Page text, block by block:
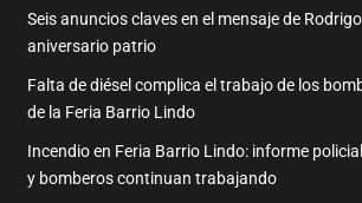
Seis anuncios claves en el mensaje de
aniversario patrio
Falta de diésel complica el trabajo de los
de la Feria Barrio Lindo
Incendio en Feria Barrio Lindo: informe
y bomberos continuan trabajando